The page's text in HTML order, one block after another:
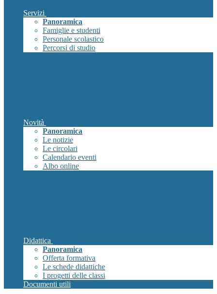
Servizi
Panoramica
Famiglie e studenti
Personale scolastico
Percorsi di studio
Novità
Panoramica
Le notizie
Le circolari
Calendario eventi
Albo online
Didattica
Panoramica
Offerta formativa
Le schede didattiche
I progetti delle classi
Documenti utili